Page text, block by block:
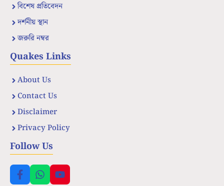
বিশেষ প্রতিবেদন
দর্শনীয় স্থান
জরুরি নম্বর
Quakes Links
About Us
Contact Us
Disclaimer
Privacy Policy
Follow Us